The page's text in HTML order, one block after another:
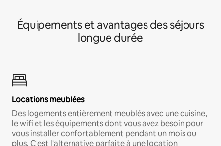
Équipements et avantages des séjours
longue durée
Locations meublées
Des logements entièrement meublés avec une cuisine,
le wifi et les équipements dont vous avez besoin pour
vous installer confortablement pendant un mois ou
plus. C'est l'alternative parfaite à une location